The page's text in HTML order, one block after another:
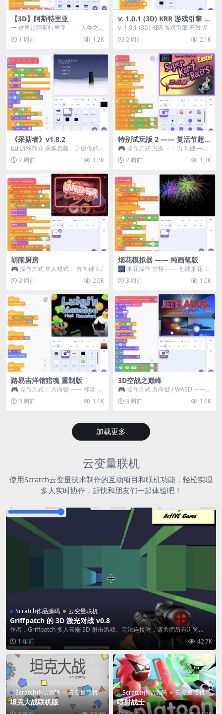
【3D】阿斯特里亚
ー 这里是阿斯特里亚 —— 人类之
罪与未来希望交汇之地 📖 游戏简
介 《阿斯特里...
1 周前 1.2K
v. 1.0.1 (3D) KRR 游戏引擎 开
发版
v. 1.0.1 (3D) KRR 游戏引擎 开发版
2 周前
2.1K
《采菇者》v1.8.2
📖 游戏简介 采集真菌，升级你的
机体，并前往未知领域探索。 这是
一款静谧的探索冒...
2 周前 1.2K
特别试玩版 2 —— 复活节超级
卡丁车赛
🎮 操作方式 方案一： 方向键 ——
移动 Z —— 跳跃 / 漂移 方案二： ...
2 周前 1.3K
胡闹厨房
🎮 操作方式 单人模式： 方向键 /
WASD —— 移动 Z / K —— 抓...
3 周前 2.0K
烟花模拟器 —— 纯画笔版
🎆 烟花操作 空格 —— 创建烟花 1
~ 3 —— 切换烟花类型 普通烟花
嘶...3 周前 1.0K
路易吉洋馆猎魂 重制版
🎮 操作方式： 方向键 —— 移动 &
跳跃 空格 —— 打开宝箱 将你...
3 周前 1.1K
3D空战之巅峰
🎮 操作方式 方向键 / WASD ——
移动 Z / K —— 射击 / 攻击...
3 周前 1.6K
加载更多
云变量联机
使用Scratch云变量技术制作的互动项目和联机功能，轻松实现
多人实时协作，赶快和朋友们一起体验吧！
Scratch作品源码 云变量联机
Griffpatch 的 3D 激光对战 v0.8
作者：Griffpatch 多人云端 3D 射击游戏。无法连接时，请关闭所有浏览...
1 年前
42.7K
Scratch作品源码 云变量联机
坦克大战联机版
Scratch作品源码 云变量联机
喷射战士